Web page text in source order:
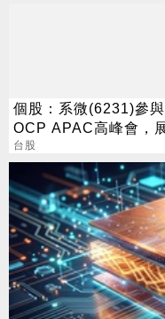
個股：系微(6231)參與
OCP APAC高峰會，
OpenBMC中AI機櫃遙
與安全防護
台股